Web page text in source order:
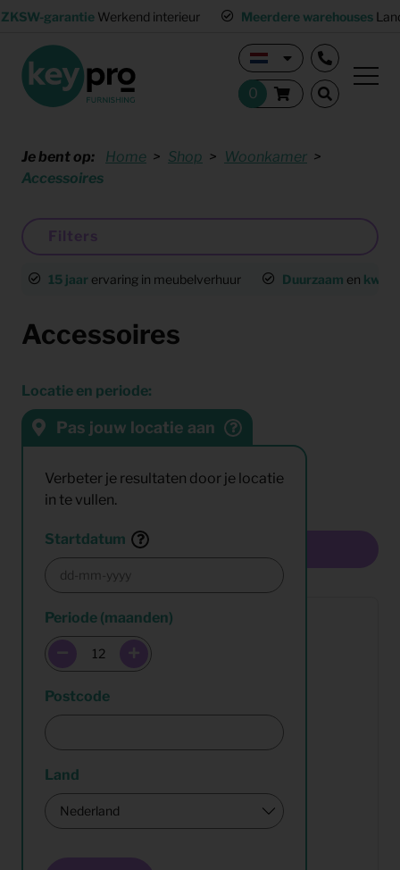
garantieWerkend interieur Meerdere warehouses
Je bent op: Home Shop
Woonkamer
Accessoires
Filters
15 jaar ervaring in meubelverhuur Duurzaam en
Accessoires
Locatie en periode:
Pas jouw locatie aan
Verbeter je resultaten door je locatie
in te vullen.
Startdatum
Periode (maanden)
Postcode
Land